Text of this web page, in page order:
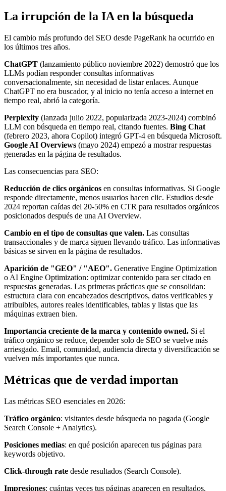
La irrupción de la IA en la búsqueda
El cambio más profundo del SEO desde PageRank ha ocurrido en
los últimos tres años.
ChatGPT (lanzamiento público noviembre 2022) demostró que los
LLMs podían responder consultas informativas
conversacionalmente, sin necesidad de listar enlaces. Aunque
ChatGPT no era buscador, y al inicio no tenía acceso a internet en
tiempo real, abrió la categoría.
Perplexity (lanzada julio 2022, popularizada 2023-2024) combinó
LLM con búsqueda en tiempo real, citando fuentes. Bing Chat
(febrero 2023, ahora Copilot) integró GPT-4 en búsqueda Microsoft.
Google AI Overviews (mayo 2024) empezó a mostrar respuestas
generadas en la página de resultados.
Las consecuencias para SEO:
Reducción de clics orgánicos en consultas informativas. Si Google
responde directamente, menos usuarios hacen clic. Estudios desde
2024 reportan caídas del 20-50% en CTR para resultados orgánicos
posicionados después de una AI Overview.
Cambio en el tipo de consultas que valen. Las consultas
transaccionales y de marca siguen llevando tráfico. Las informativas
básicas se sirven en la página de resultados.
Aparición de "GEO" / "AEO". Generative Engine Optimization
o AI Engine Optimization: optimizar contenido para ser citado en
respuestas generadas. Las primeras prácticas que se consolidan:
estructura clara con encabezados descriptivos, datos verificables y
atribuibles, autores reales identificables, tablas y listas que las
máquinas extraen bien.
Importancia creciente de la marca y contenido owned. Si el
tráfico orgánico se reduce, depender solo de SEO se vuelve más
arriesgado. Email, comunidad, audiencia directa y diversificación se
vuelven más importantes que nunca.
Métricas que de verdad importan
Las métricas SEO esenciales en 2026:
Tráfico orgánico: visitantes desde búsqueda no pagada (Google
Search Console + Analytics).
Posiciones medias: en qué posición aparecen tus páginas para
keywords objetivo.
Click-through rate desde resultados (Search Console).
Impresiones: cuántas veces tus páginas aparecen en resultados.